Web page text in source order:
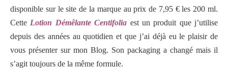
disponible sur le site de la marque au prix de 7,95 € les 200 ml.
Cette Lotion Démêlante Centifolia est un produit que j’utilise
depuis des années au quotidien et que j’ai déjà eu le plaisir de
vous présenter sur mon Blog. Son packaging a changé mais il
s’agit toujours de la même formule.